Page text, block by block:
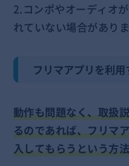
2.コンポやオーディオ
れていない場合がありま
フリマアプリを利用
動作も問題なく、取扱
るのであれば、フリマ
入してもらうという方